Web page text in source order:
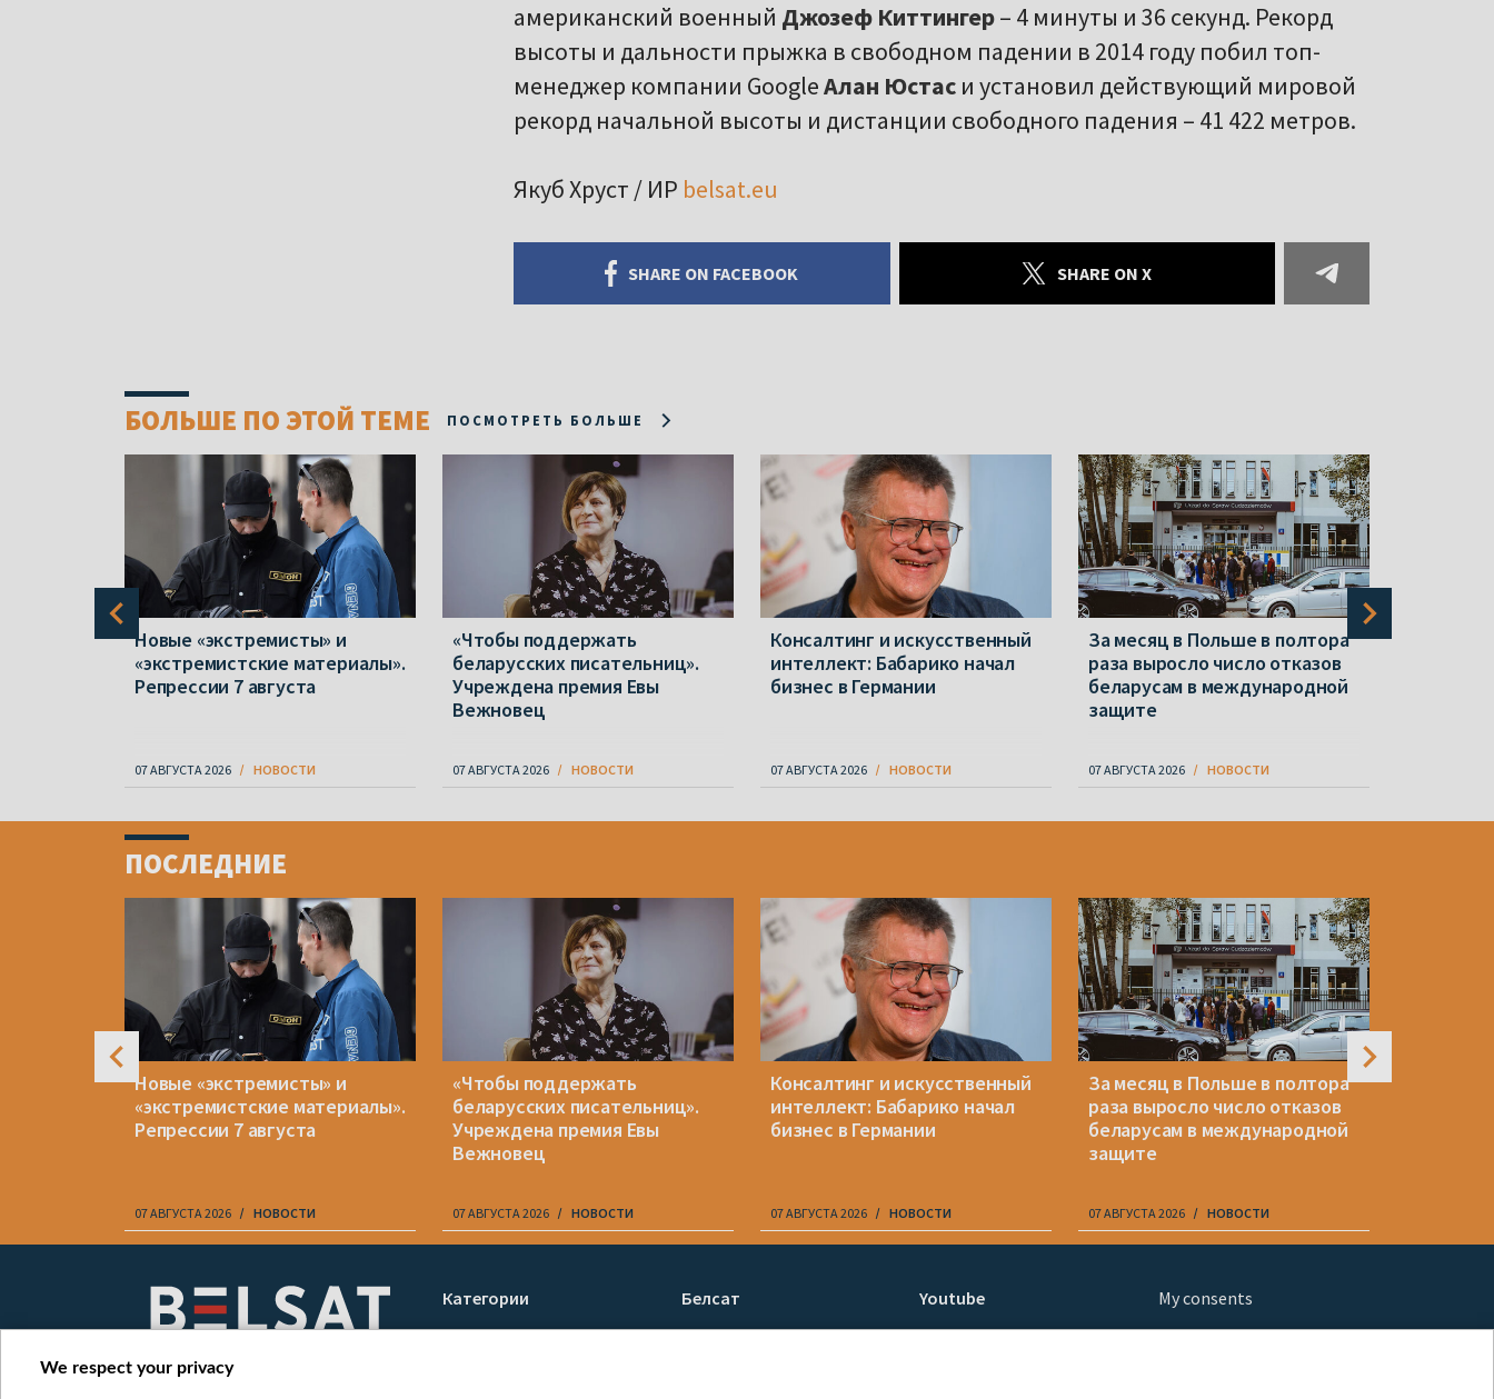
американский военный Джозеф Киттингер– 4 минуты и 36 секунд. Рекорд
высоты и дальности прыжка в свободном падении в 2014 году побил топ-
менеджер компании GoogleАлан Юстас и установил действующий мировой
рекорд начальной высоты и дистанции свободного падения – 41 422 метров.
Якуб Хруст / ИР belsat.eu
SHARE ON FACEBOOK SHARE ON X
БОЛЬШЕ ПО ЭТОЙ ТЕМЕ ПОСМОТРЕТЬ БОЛЬШЕ
Новые «экстремисты» и
«экстремистские материалы».
Репрессии 7 августа
07 АВГУСТА 2026 НОВОСТИ
«Чтобы поддержать
беларусских писательниц».
Учреждена премия Евы
Вежновец
07 АВГУСТА 2026 НОВОСТИ
Консалтинг и искусственный
интеллект: Бабарико начал
бизнес в Германии
07 АВГУСТА 2026 НОВОСТИ
За месяц в Польше в полтора
раза выросло число отказов
беларусам в международной
защите
07 АВГУСТА 2026 НОВОСТИ
ПОСЛЕДНИЕ
Новые «экстремисты» и
«экстремистские материалы».
Репрессии 7 августа
07 АВГУСТА 2026 НОВОСТИ
«Чтобы поддержать
беларусских писательниц».
Учреждена премия Евы
Вежновец
07 АВГУСТА 2026 НОВОСТИ
Консалтинг и искусственный
интеллект: Бабарико начал
бизнес в Германии
07 АВГУСТА 2026 НОВОСТИ
За месяц в Польше в полтора
раза выросло число отказов
беларусам в международной
защите
07 АВГУСТА 2026 НОВОСТИ
10
Категории
Новости
Белсат
О нас
Youtube
Белсат news
My consents
We respect your privacy